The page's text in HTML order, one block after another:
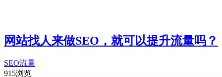
网站找人来做SEO，就可以提升流量吗？
SEO流量
915浏览